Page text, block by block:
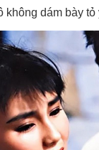
không dám bày tỏ